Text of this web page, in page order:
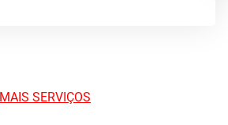
MAIS SERVIÇOS